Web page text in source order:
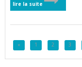
lire la suite
« 1 2 3